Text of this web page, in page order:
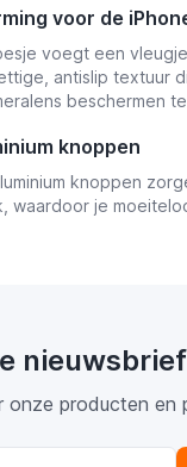
voor de
voegt een
antislip textuur
beschermen
knoppen
knoppen
je
nieuwsbrief
producten en